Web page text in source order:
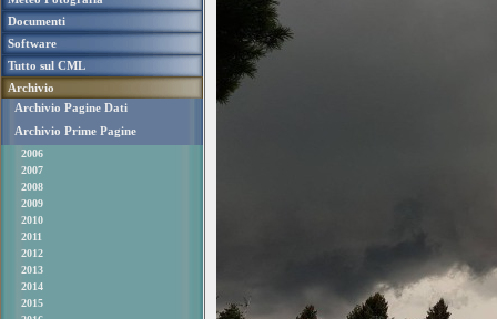
Documenti
Software
Tutto sul CML
Archivio
Archivio Pagine Dati
Archivio Prime Pagine
2006
2007
2008
2009
2010
2011
2012
2013
2014
2015